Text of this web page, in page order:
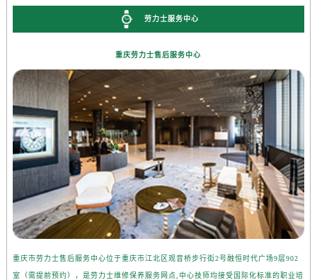
劳力士服务中心
重庆劳力士售后服务中心
重庆市劳力士售后服务中心位于重庆市江北区观音桥步行街2号融恒时代广场9层902
室（需提前预约），是劳力士维修保养服务网点,中心技师均接受国际化标准的职业培